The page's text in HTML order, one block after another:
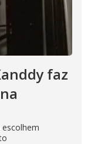
faz
escolhem